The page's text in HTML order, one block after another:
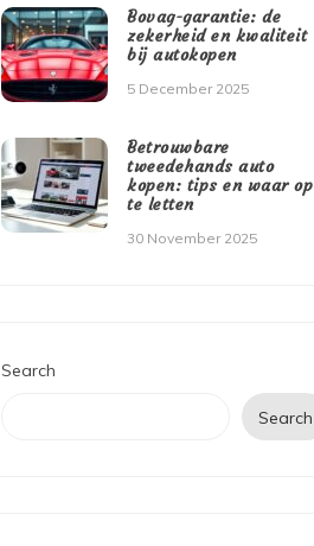
Bovag-garantie: de
zekerheid en kwaliteit
bij autokopen
5 December 2025
Betrouwbare
tweedehands auto
kopen: tips en waar op
te letten
30 November 2025
Search
Search